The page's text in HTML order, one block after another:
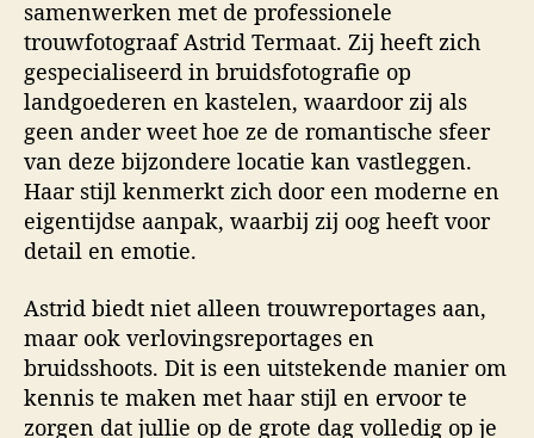
samenwerken met de professionele
trouwfotograaf Astrid Termaat. Zij heeft zich
gespecialiseerd in bruidsfotografie op
landgoederen en kastelen, waardoor zij als
geen ander weet hoe ze de romantische sfeer
van deze bijzondere locatie kan vastleggen.
Haar stijl kenmerkt zich door een moderne en
eigentijdse aanpak, waarbij zij oog heeft voor
detail en emotie.
Astrid biedt niet alleen trouwreportages aan,
maar ook verlovingsreportages en
bruidsshoots. Dit is een uitstekende manier om
kennis te maken met haar stijl en ervoor te
zorgen dat jullie op de grote dag volledig op je